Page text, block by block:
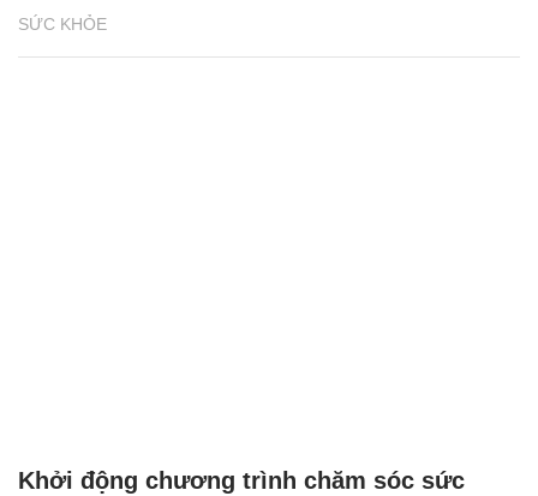
SỨC KHỎE
Khởi động chương trình chăm sóc sức